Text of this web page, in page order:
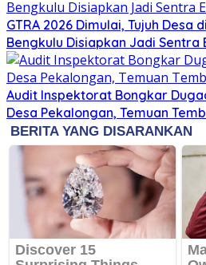
GTRA 2026 Dimulai, Tujuh Desa
Bengkulu Disiapkan Jadi Sentra
Audit Inspektorat Bongkar
Desa Pekalongan, Temuan